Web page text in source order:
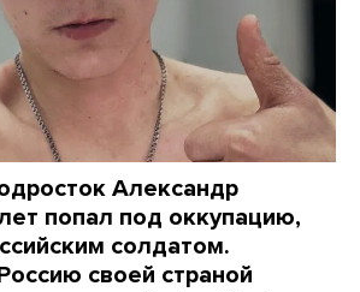
Александр
попал под оккупацию,
солдатом.
своей страной